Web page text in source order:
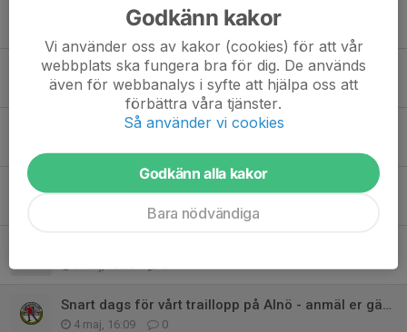
Arbetskvällar 15-16 juni.
4 jun, 20:17 0
Berners/CUPRA- trail och resultat 2026
30 maj, 16:52 0
Överskottsvirke!
Snart dags för vårt traillopp på Alnö - anmäl er gärna nu
4 maj, 16:09 0
Godkänn kakor
Vi använder oss av kakor (cookies) för att vår
webbplats ska fungera bra för dig. De används
även för webbanalys i syfte att hjälpa oss att
förbättra våra tjänster.
Så använder vi cookies
Godkänn alla kakor
Bara nödvändiga